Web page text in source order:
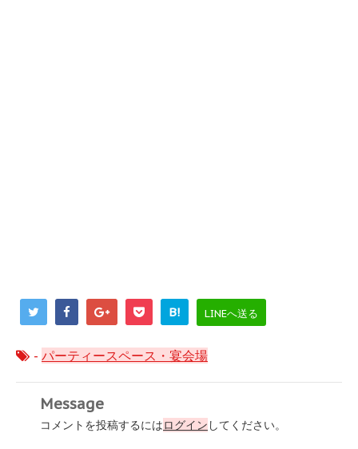
B! LINEへ送る
- パーティースペース・宴会場
Message
コメントを投稿するにはログイン してください。